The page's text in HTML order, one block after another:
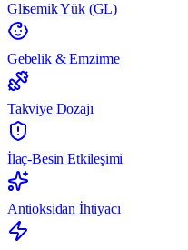
Glisemik Yük (GL)
Gebelik & Emzirme
Takviye Dozajı
İlaç-Besin Etkileşimi
Antioksidan İhtiyacı